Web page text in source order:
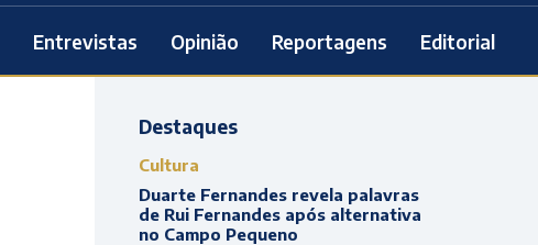
Entrevistas Opinião Reportagens Editorial
Destaques
Cultura
Duarte Fernandes revela palavras
de Rui Fernandes após alternativa
no Campo Pequeno